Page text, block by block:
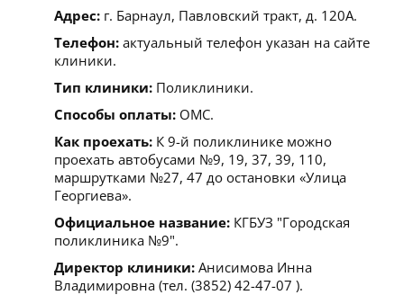
Адрес: г. Барнаул, Павловский тракт, д. 120А.
Телефон: актуальный телефон указан на сайте
клиники.
Тип клиники: Поликлиники.
Способы оплаты: ОМС.
Как проехать: К 9-й поликлинике можно
проехать автобусами №9, 19, 37, 39, 110,
маршрутками №27, 47 до остановки «Улица
Георгиева».
Официальное название: КГБУЗ "Городская
поликлиника №9".
Директор клиники: Анисимова Инна
Владимировна (тел. (3852) 42-47-07 ).